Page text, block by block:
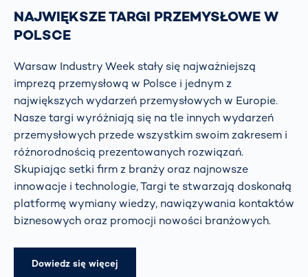
NAJWIĘKSZE TARGI PRZEMYSŁOWE W
POLSCE
Warsaw Industry Week stały się najważniejszą
imprezą przemysłową w Polsce i jednym z
największych wydarzeń przemysłowych w Europie.
Nasze targi wyróżniają się na tle innych wydarzeń
przemysłowych przede wszystkim swoim zakresem i
różnorodnością prezentowanych rozwiązań.
Skupiając setki firm z branży oraz najnowsze
innowacje i technologie, Targi te stwarzają doskonałą
platformę wymiany wiedzy, nawiązywania kontaktów
biznesowych oraz promocji nowości branżowych.
Dowiedz się więcej